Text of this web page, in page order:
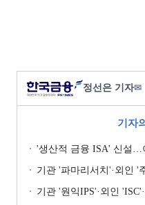
정선은 기자✉
기자
'생산적 금융 ISA' 신설…이자·
기관 '파마리서치'·외인 '주성엔지니어링'·개인 '
기관 '원익IPS'·외인 'ISC'·개인 '펩트론' 1